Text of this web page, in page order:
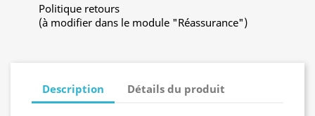
Politique retours
(à modifier dans le module "Réassurance")
Description Détails du produit